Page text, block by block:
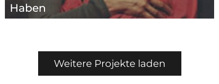
Haben
Weitere Projekte laden